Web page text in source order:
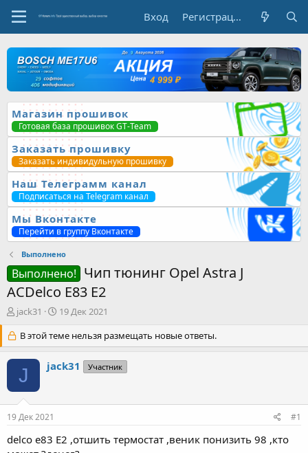
Вход Регистрация
Магазин прошивок
Готовая база прошивок GT-Team
Заказать прошивку
Заказать индивидульную прошивку
Наш Телеграмм канал
Подписаться на Telegram канал
Мы Вконтакте
Перейти в группу Вконтакте
Выполнено
Выполнено! Чип тюнинг Opel Astra J
ACDelco E83 E2
А
т
о
р
е
jack31
Д
т
а
н
а
19 Дек 2021
В этой теме нельзя размещать новые ответы.
J jack31 Участник
19 Дек 2021 #1
delco e83 E2 ,отшить термостат ,веник понизить 98 ,кто